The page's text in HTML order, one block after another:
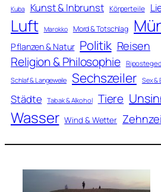
Kuba Kunst & Inbrunst Körperteile
Luft Marokko Mord & Totschlag
Pflanzen & Natur Politik Reisen
Religion & Philosophie
Schlaf & Langeweile Sechszeiler Sex &
Städte Tabak & Alkohol Tiere
Wasser Wind & Wetter